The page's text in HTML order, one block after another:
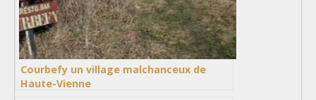
Courbefy un village malchanceux de
Haute-Vienne